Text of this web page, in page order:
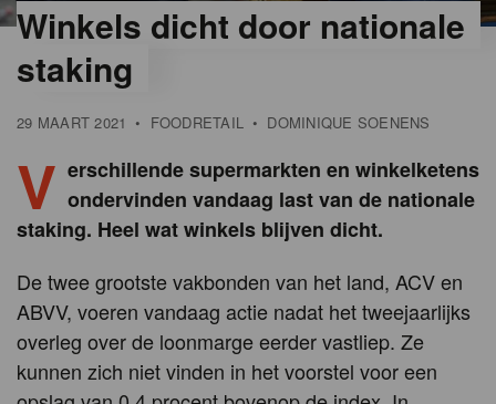
Winkels dicht door nationale
staking
29 MAART 2021 • FOODRETAIL • DOMINIQUE SOENENS
V erschillende supermarkten en winkelketens
ondervinden vandaag last van de nationale
staking. Heel wat winkels blijven dicht.
De twee grootste vakbonden van het land, ACV en
ABVV, voeren vandaag actie nadat het tweejaarlijks
overleg over de loonmarge eerder vastliep. Ze
kunnen zich niet vinden in het voorstel voor een